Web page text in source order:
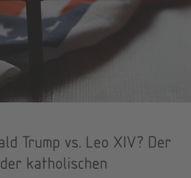
Trump vs. Leo XIV? Der
katholischen